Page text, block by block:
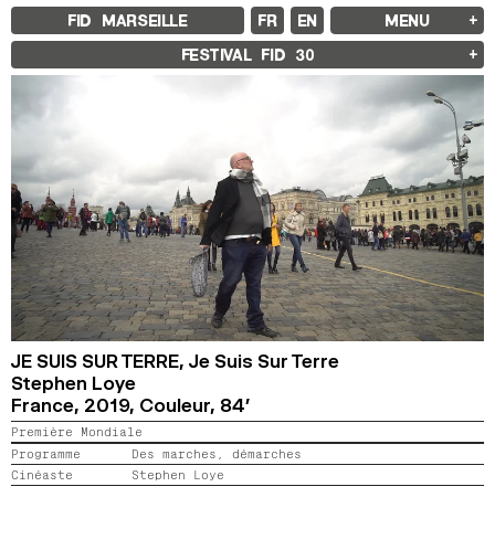
FID MARSEILLE FR EN MENU
À PROPOS
PARTENAIRES FID 37
FESTIVAL FID 37
PALMARÈS
PROGRAMMATION
RÉTROSPECTIVE
FOCUS
JURY ET PRIX
PROS ET PRESSE
TARIFS
CALENDRIER
FID LAB 18
FID CAMPUS 13
ARCHIVES
2025
2023
2021
2019
FESTIVAL FID 30
JE SUIS SUR TERRE, Je Suis Sur Terre
Stephen Loye
France, 2019, Couleur, 84’
Première Mondiale
Programme
Des marches, démarches
Cinéaste
Stephen Loye